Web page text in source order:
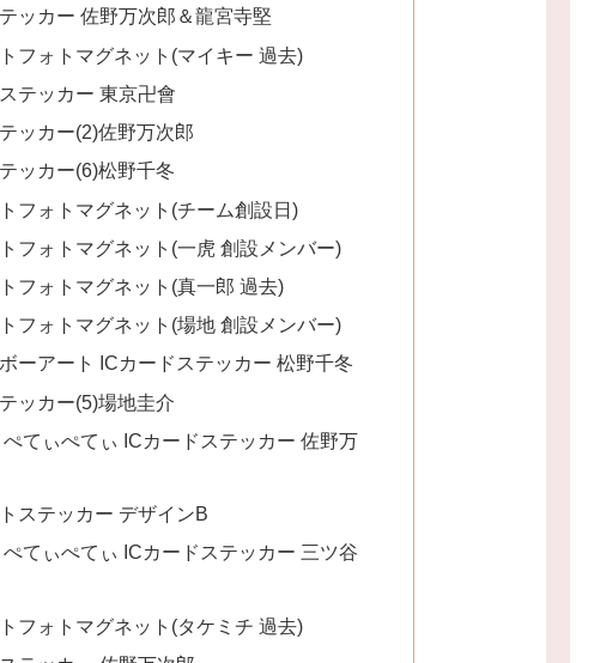
ッカー 佐野万次郎＆龍宮寺堅
フォトマグネット(マイキー 過去)
テッカー 東京卍會
ッカー(2)佐野万次郎
ッカー(6)松野千冬
フォトマグネット(チーム創設日)
フォトマグネット(一虎 創設メンバー)
フォトマグネット(真一郎 過去)
フォトマグネット(場地 創設メンバー)
ーアート ICカードステッカー 松野千冬
ッカー(5)場地圭介
てぃぺてぃ ICカードステッカー 佐野万
ステッカー デザインB
てぃぺてぃ ICカードステッカー 三ツ谷
フォトマグネット(タケミチ 過去)